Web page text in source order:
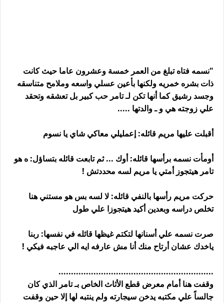
"نسمه فتاه تبلغ من العمر خمسة وعشرون عاما حيث كانت
ذات بشره خمريه ولكنها بأعين عسلي واسعه وملامح متناسقه
وجسد رشيق كما أنها تكن لـ تامر حب كبير بل تعشقه وتحقد
علي زوجته هي و ـ والدتها .....
أقبلت عليها مريم قائله: إعمليلي معاكي شاي يا نسوم
أومأت نسمه برأسها قائله: أوك ... ثم تابعت قائله بتساؤل: ه هو
تامر هيتجوز أمتي يا مريم لسه محددتش !
حركت مريم رأسها بالنفي قائله: لا لسه بس هو مستني هنا
تخلص دراسه وبعدين أكيد هيتجوزا علي طول
صرت نسمه علي أسنانها لتكتم غيظها قائله في نفسها: ربنا
ياخدك عشان أرتاح منك أنا مش عارفه ايه الي عاجبه فيكي !
..............................................................
وقفت هنا أمام معرض قطع الأثاث الخاص بـ تامر الذي كان
جالساً علي مكتبه يدخن سيجارته ولم ينتبه لها إلا حين وقفت